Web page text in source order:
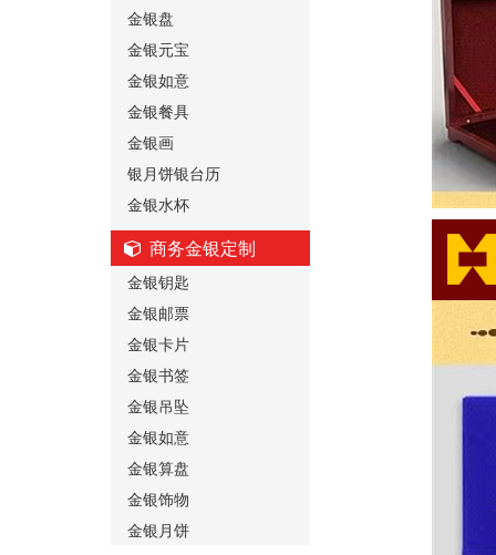
金银盘
金银元宝
金银如意
金银餐具
金银画
银月饼银台历
金银水杯
商务金银定制
金银钥匙
金银邮票
金银卡片
金银书签
金银吊坠
金银如意
金银算盘
金银饰物
金银月饼